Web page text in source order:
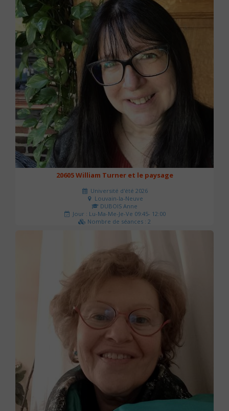
20605 William Turner et le paysage
Université d'été 2026
Louvain-la-Neuve
DUBOIS Anne
Jour : Lu-Ma-Me-Je-Ve 09:45- 12:00
Nombre de séances : 2